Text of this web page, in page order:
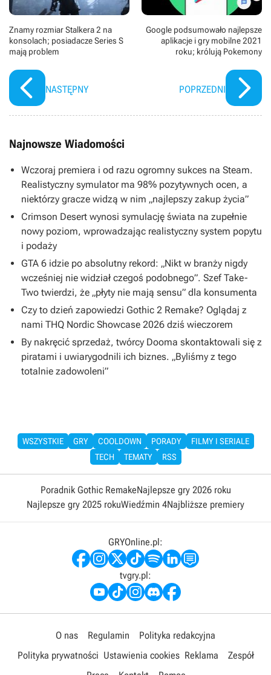
Znamy rozmiar Stalkera 2 na
konsolach; posiadacze Series S
mają problem
NASTĘPNY
Google podsumowało najlepsze
aplikacje i gry mobilne 2021
roku; królują Pokemony
POPRZEDNI
Najnowsze Wiadomości
Wczoraj premiera i od razu ogromny sukces na Steam.
Realistyczny symulator ma 98% pozytywnych ocen, a
niektórzy gracze widzą w nim „najlepszy zakup życia”
Crimson Desert wynosi symulację świata na zupełnie
nowy poziom, wprowadzając realistyczny system popytu
i podaży
GTA 6 idzie po absolutny rekord: „Nikt w branży nigdy
wcześniej nie widział czegoś podobnego”. Szef Take-
Two twierdzi, że „płyty nie mają sensu” dla konsumenta
Czy to dzień zapowiedzi Gothic 2 Remake? Oglądaj z
nami THQ Nordic Showcase 2026 dziś wieczorem
By nakręcić sprzedaż, twórcy Dooma skontaktowali się z
piratami i uwiarygodnili ich biznes. „Byliśmy z tego
totalnie zadowoleni”
WSZYSTKIE GRY COOLDOWN PORADY
FILMY I SERIALE
TECH
TEMATY RSS
Poradnik Gothic RemakeNajlepsze gry 2026 roku
Najlepsze gry 2025 rokuWiedźmin 4Najbliższe premiery
GRYOnline.pl:
tvgry.pl:
O nas Regulamin
Polityka redakcyjna
Polityka prywatności Ustawienia cookies Reklama
Zespół